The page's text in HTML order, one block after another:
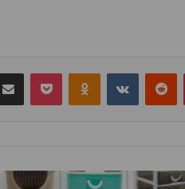
بينتيريست Odnoklassniki
بوكيت